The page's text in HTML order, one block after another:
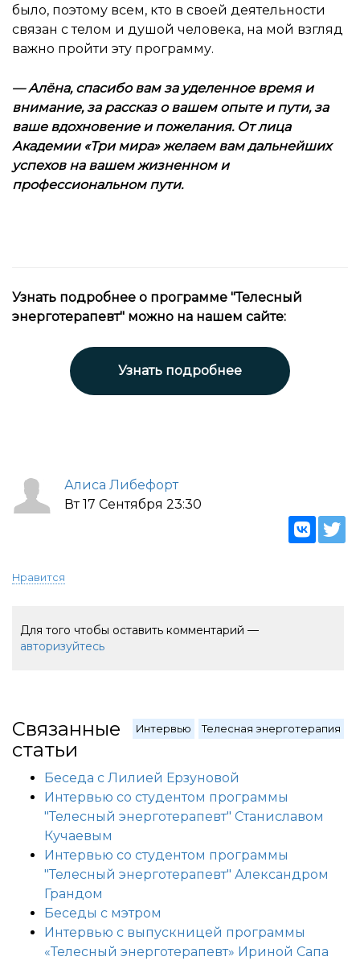
было, поэтому всем, кто в своей деятельности
связан с телом и душой человека, на мой взгляд
важно пройти эту программу.
— Алёна, спасибо вам за уделенное время и
внимание, за рассказ о вашем опыте и пути, за
ваше вдохновение и пожелания. От лица
Академии «Три мира» желаем вам дальнейших
успехов на вашем жизненном и
профессиональном пути.
Узнать подробнее о программе "Телесный
энерготерапевт" можно на нашем сайте:
Узнать подробнее
Алиса Либефорт
Вт 17 Сентября 23:30
Нравится
Для того чтобы оставить комментарий —
авторизуйтесь
Интервью Телесная энерготерапия
Связанные
статьи
Беседа с Лилией Ерзуновой
Интервью со студентом программы
"Телесный энерготерапевт" Станиславом
Кучаевым
Интервью со студентом программы
"Телесный энерготерапевт" Александром
Грандом
Беседы с мэтром
Интервью с выпускницей программы
«Телесный энерготерапевт» Ириной Сапа